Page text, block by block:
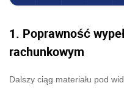
1. Poprawność
rachunkowym
Dalszy ciąg materiału pod